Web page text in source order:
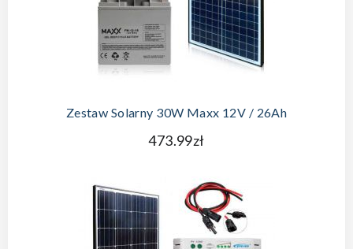
Zestaw Solarny 30W Maxx 12V / 26Ah
473.99zł